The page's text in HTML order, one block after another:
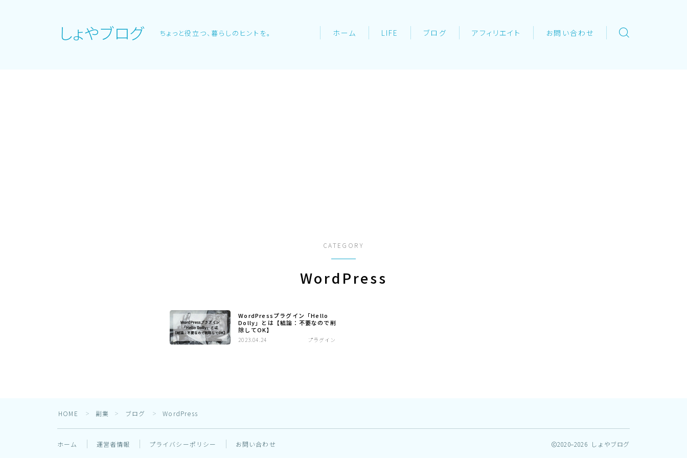
しょやブログ ちょっと役立つ、暮らしのヒントを。 ホーム LIFE ブログ アフィリエイト お問い合わせ
CATEGORY
WordPress
WordPressプラグイン「Hello
Dolly」とは【結論：不要なので削
除してOK】
2023.04.24 プラグイン
HOME ＞ 副業 ＞ ブログ ＞ WordPress
ホーム 運営者情報 プライバシーポリシー お問い合わせ 2020–2026 しょやブログ